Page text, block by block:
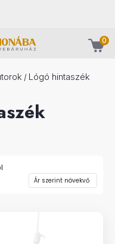
0
/ Lógó hintaszék